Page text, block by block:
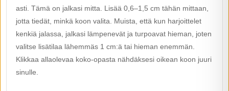
asti. Tämä on jalkasi mitta. Lisää 0,6–1,5 cm tähän mittaan,
jotta tiedät, minkä koon valita. Muista, että kun harjoittelet
kenkiä jalassa, jalkasi lämpenevät ja turpoavat hieman, joten
valitse lisätilaa lähemmäs 1 cm:ä tai hieman enemmän.
Klikkaa allaolevaa koko-opasta nähdäksesi oikean koon juuri
sinulle.